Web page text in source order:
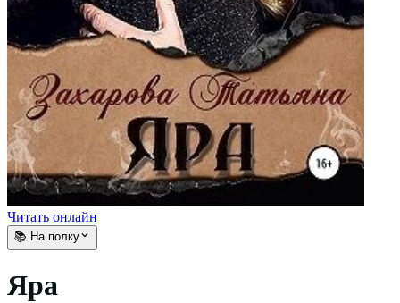
Читать онлайн
📚 На полку
Яра